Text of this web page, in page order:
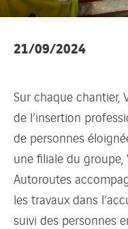
21/09/2024
Sur chaque chantier,
de l’insertion
de personnes
une filiale du groupe,
Autoroutes
les travaux dans
suivi des personnes